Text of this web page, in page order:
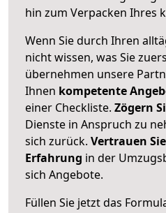
hin zum Verpacken Ihres
Wenn Sie durch Ihren
nicht wissen, was Sie
übernehmen unsere
Ihnen kompetente
einer Checkliste. Zögern
Dienste in Anspruch zu
sich zurück. Vertrauen
Erfahrung in der
sich Angebote.
Füllen Sie jetzt das